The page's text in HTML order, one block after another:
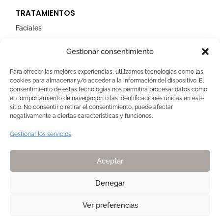
Gestionar consentimiento
Para ofrecer las mejores experiencias, utilizamos tecnologías como las
cookies para almacenar y/o acceder a la información del dispositivo. El
consentimiento de estas tecnologías nos permitirá procesar datos como
el comportamiento de navegación o las identificaciones únicas en este
sitio. No consentir o retirar el consentimiento, puede afectar
negativamente a ciertas características y funciones.
Gestionar los servicios
Aceptar
Denegar
Ver preferencias
TRATAMIENTOS
Faciales
AVISOS LEGALES
Aviso Legal
Politica de Cookies
Política de privacidad
Copyright 2025. Todos los derechos reservados NATURELLE by Pilar